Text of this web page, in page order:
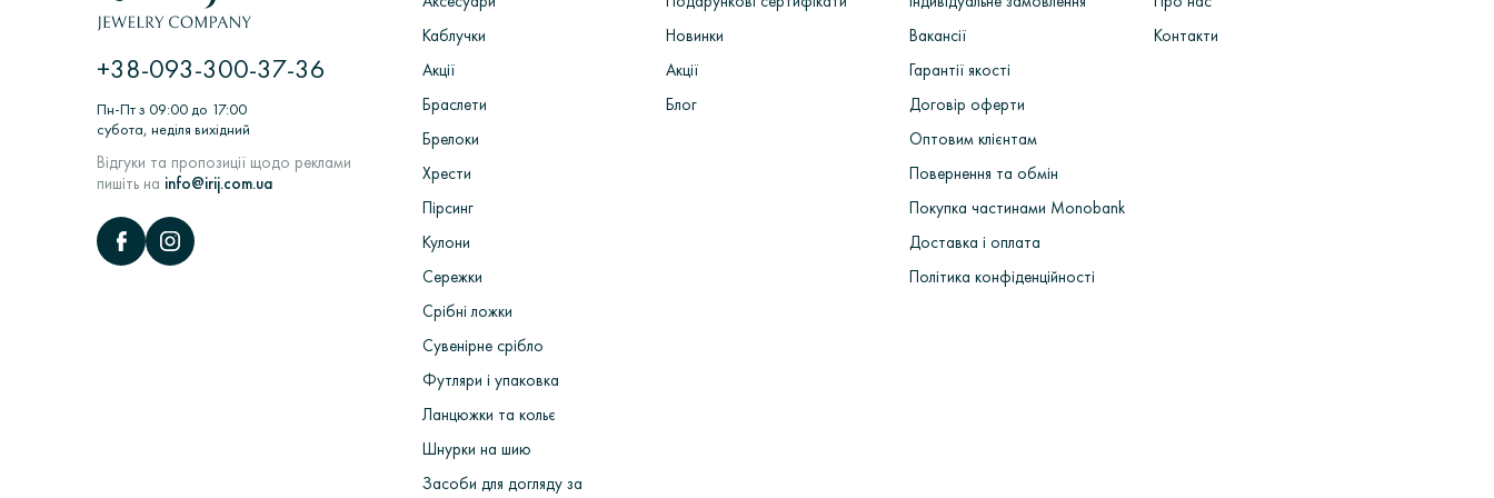
ювелірних виробів в ливарних вакуумних машинах> Комплектація, монтаж та декорування ювелірних виробів> Роботи по шліфовці> ВТК> пробірування виробів
в Пробірною палаті> Підбір вставок і закріпка каміння> Полірування і надання глянцю> Упаковка і відправка покупцеві.
+38-093-300-37-36
Пн-Пт з 09:00 до 17:00
субота, неділя вихідний
Відгуки та пропозиції щодо реклами
пишіть на info@irij.com.ua
Каблучки
Акції
Браслети
Брелоки
Хрести
Пірсинг
Кулони
Сережки
Срібні ложки
Сувенірне срібло
Футляри і упаковка
Ланцюжки та кольє
Шнурки на шию
Засоби для догляду за
Новинки
Акції
Блог
Вакансії
Гарантії якості
Договір оферти
Оптовим клієнтам
Повернення та обмін
Покупка частинами Monobank
Доставка і оплата
Політика конфіденційності
Контакти